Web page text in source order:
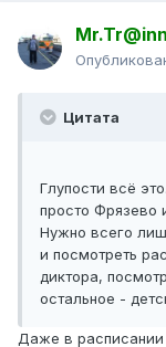
Цитата
Глупости всё
просто Фрязево
Нужно всего
и посмотреть
диктора,
остальное -
Даже в